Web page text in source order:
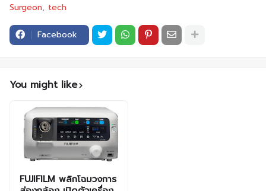
Surgeon tech
Facebook
You might like
FUJIFILM พลิกโฉมวงการ